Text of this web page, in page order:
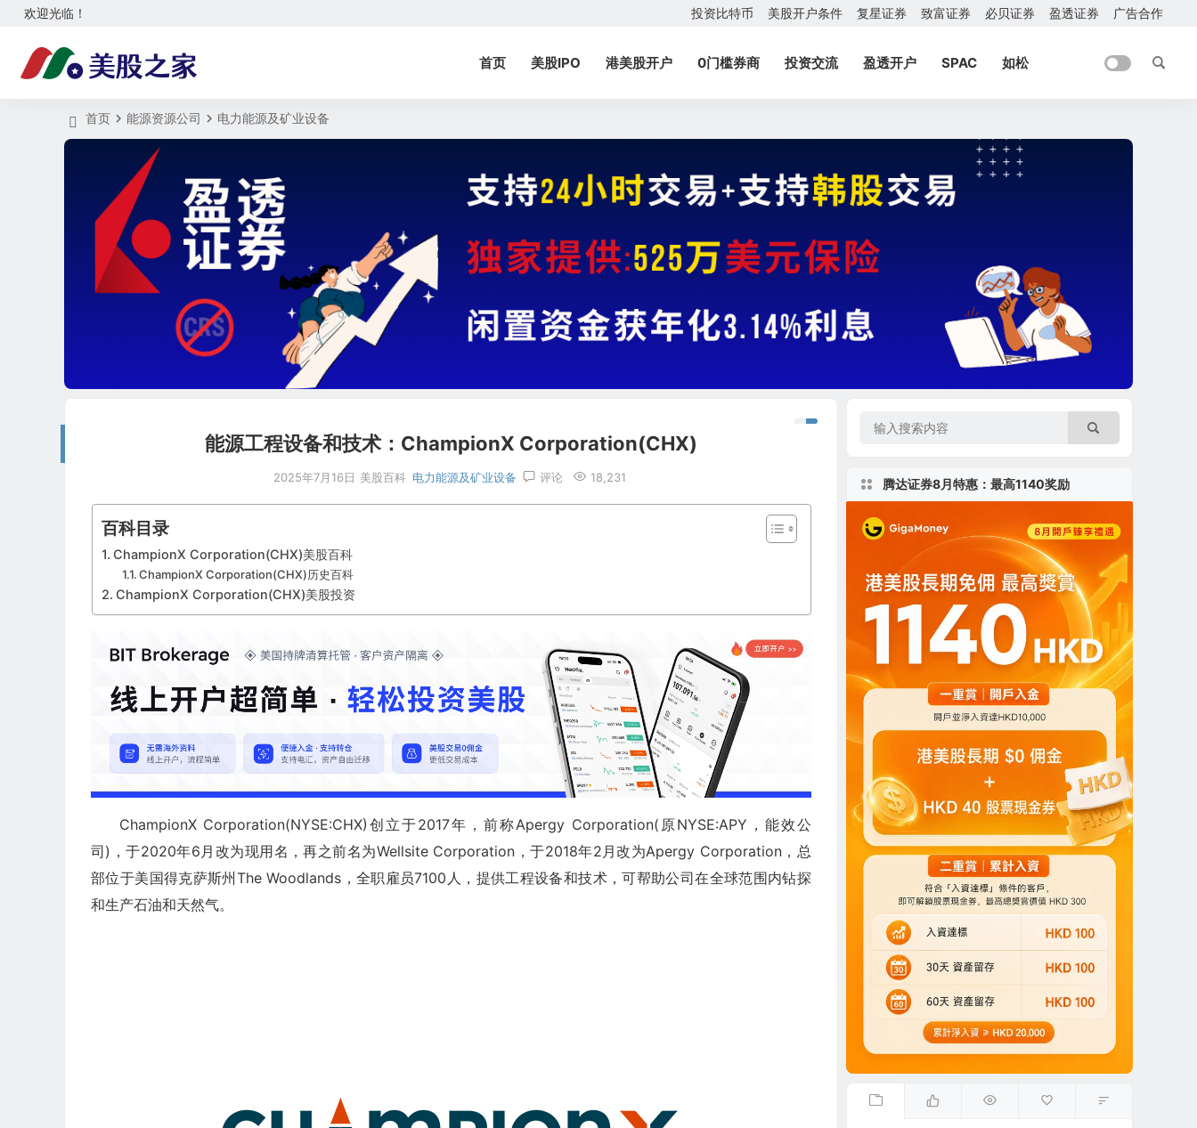
欢迎光临！ 投资比特币 美股开户条件 复星证券 致富证券 必贝证券 盈透证券 广告合作
首页 美股IPO 港美股开户 0门槛券商 投资交流 盈透开户 SPAC 如松
首页 能源资源公司 电力能源及矿业设备
能源工程设备和技术：ChampionX Corporation(CHX)
2025年7月16日 美股百科 电力能源及矿业设备 评论 18,231
百科目录
ChampionX Corporation(CHX)美股百科
ChampionX Corporation(CHX)历史百科
ChampionX Corporation(CHX)美股投资
ChampionX Corporation(NYSE:CHX)创立于2017年，前称Apergy Corporation(原NYSE:APY，能效公
司)，于2020年6月改为现用名，再之前名为Wellsite Corporation，于2018年2月改为Apergy Corporation，总
部位于美国得克萨斯州The Woodlands，全职雇员7100人，提供工程设备和技术，可帮助公司在全球范围内钻探
和生产石油和天然气。
腾达证券8月特惠：最高1140奖励